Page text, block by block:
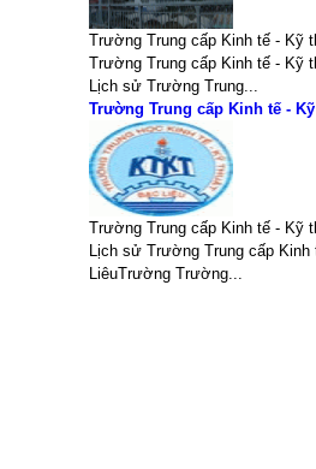
Trường Trung cấp Kinh tế - Kỹ
Trường Trung cấp Kinh tế - Kỹ
Lịch sử Trường Trung...
Trường Trung cấp Kinh tế -
Trường Trung cấp Kinh tế - Kỹ
Lịch sử Trường Trung cấp Kinh
LiêuTrường Trường...